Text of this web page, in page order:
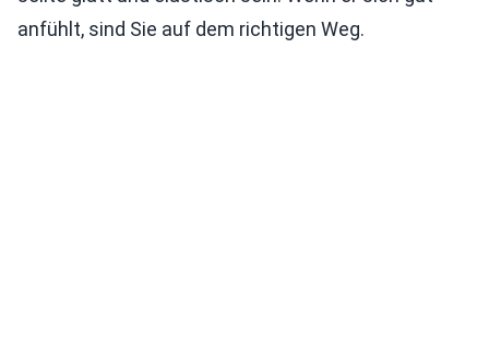
anfühlt, sind Sie auf dem richtigen Weg.